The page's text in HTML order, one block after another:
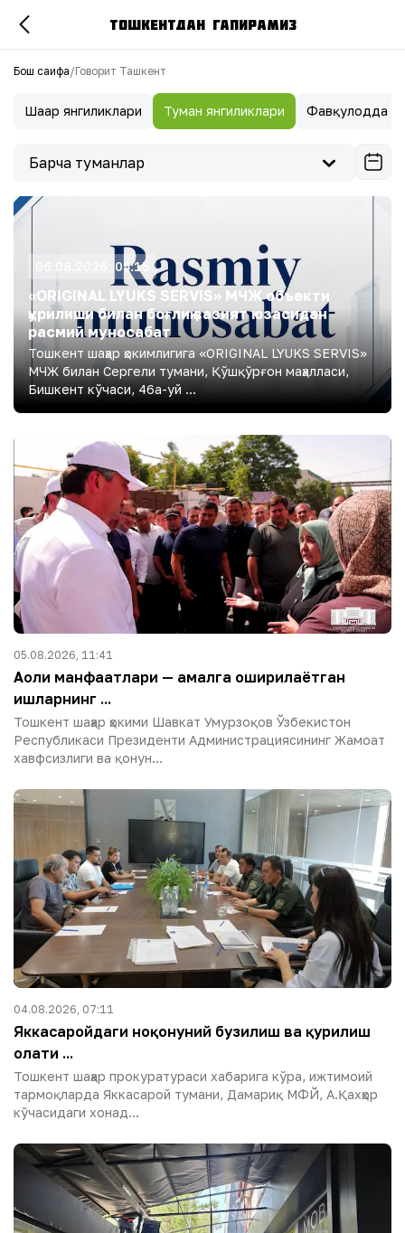
ТОШКЕНТДАН ГАПИРАМИЗ
Бош саҳифа/Говорит Ташкент
Шаҳар янгиликлари Туман янгиликлари Фавқулодда
Барча туманлар
06.08.2026, 05:15
«ORIGINAL LYUKS SERVIS» МЧЖ объекти
қурилиши билан боғлиқ вазият юзасидан
расмий муносабат
Тошкент шаҳар ҳокимлигига «ORIGINAL LYUKS SERVIS»
МЧЖ билан Сергели тумани, Қўшқўрғон маҳалласи,
Бишкент кўчаси, 46а-уй ...
05.08.2026, 11:41
Аҳоли манфаатлари — амалга оширилаётган
ишларнинг ...
Тошкент шаҳар ҳокими Шавкат Умурзоқов Ўзбекистон
Республикаси Президенти Администрациясининг Жамоат
хавфсизлиги ва қонун...
04.08.2026, 07:11
Яккасаройдаги ноқонуний бузилиш ва қурилиш
ҳолати ...
Тошкент шаҳар прокуратураси хабарига кўра, ижтимоий
тармоқларда Яккасарой тумани, Дамариқ МФЙ, А.Қахҳор
кўчасидаги хонад...